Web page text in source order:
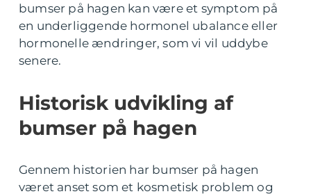
bumser på hagen kan være et symptom på
en underliggende hormonel ubalance eller
hormonelle ændringer, som vi vil uddybe
senere.
Historisk udvikling af
bumser på hagen
Gennem historien har bumser på hagen
været anset som et kosmetisk problem og